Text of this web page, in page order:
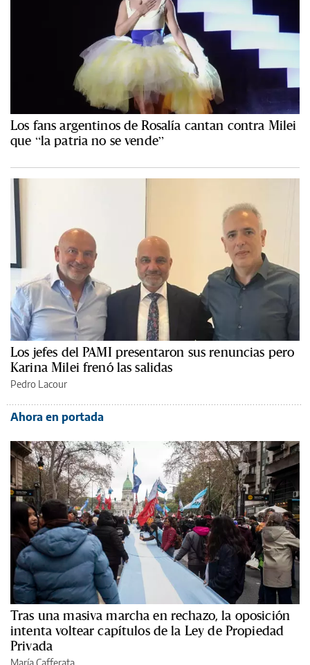
Los fans argentinos de Rosalía cantan contra Milei
que “la patria no se vende”
Los jefes del PAMI presentaron sus renuncias pero
Karina Milei frenó las salidas
Pedro Lacour
Ahora en portada
Tras una masiva marcha en rechazo, la oposición
intenta voltear capítulos de la Ley de Propiedad
Privada
María Cafferata